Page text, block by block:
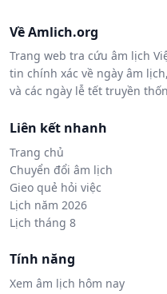
Về Amlich.org
Trang web tra cứu âm lịch
tin chính xác về ngày âm
và các ngày lễ tết truyền
Liên kết nhanh
Trang chủ
Chuyển đổi âm lịch
Gieo quẻ hỏi việc
Lịch năm 2026
Lịch tháng 8
Tính năng
Xem âm lịch hôm nay